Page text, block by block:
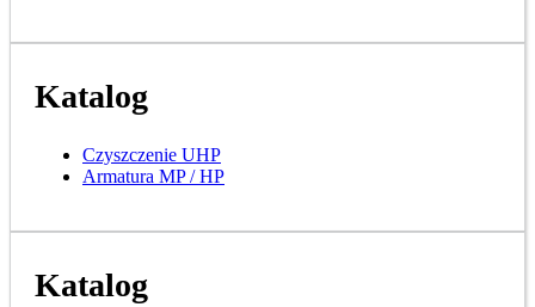
Katalog
Czyszczenie UHP
Armatura MP / HP
Katalog